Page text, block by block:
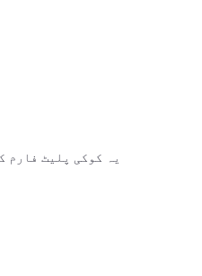
یہ کوکی پلیٹ فارم